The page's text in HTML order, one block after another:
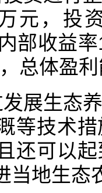
元，投
部收益
总体盈
展生态
等技术
还可以
当地生态